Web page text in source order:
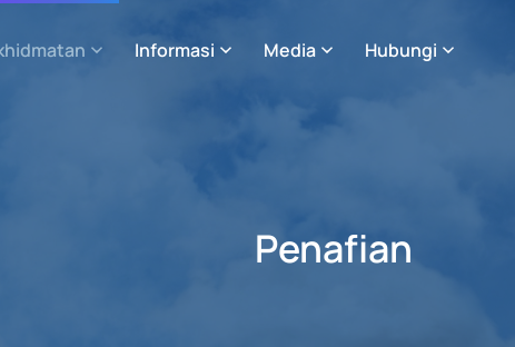
Informasi Media Hubungi
Penafian